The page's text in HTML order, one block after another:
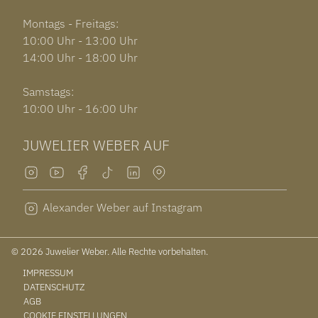
Montags - Freitags:
10:00 Uhr - 13:00 Uhr
14:00 Uhr - 18:00 Uhr
Samstags:
10:00 Uhr - 16:00 Uhr
JUWELIER WEBER AUF
Alexander Weber auf Instagram
© 2026 Juwelier Weber. Alle Rechte vorbehalten.
IMPRESSUM
DATENSCHUTZ
AGB